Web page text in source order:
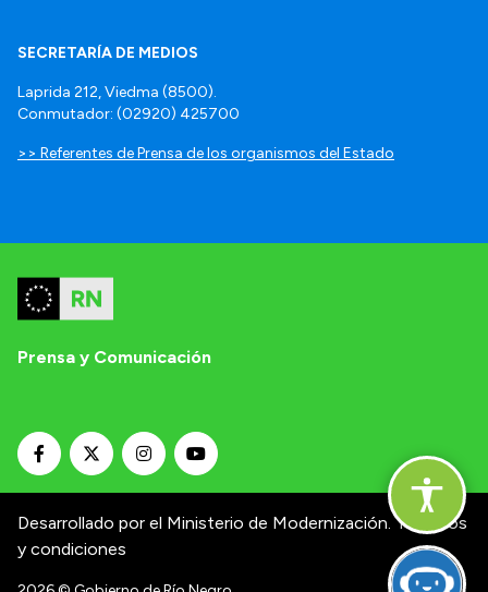
SECRETARÍA DE MEDIOS
Laprida 212, Viedma (8500).
Conmutador: (02920) 425700
>> Referentes de Prensa de los organismos del Estado
Prensa y Comunicación
Desarrollado por el Ministerio de Modernización. Términos
y condiciones